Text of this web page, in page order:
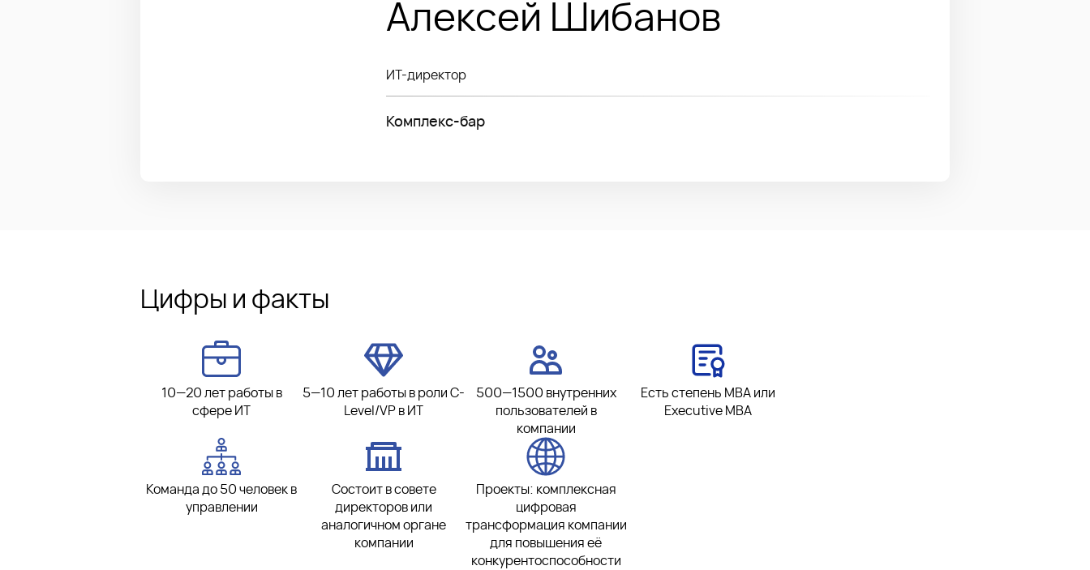
Алексей Шибанов
ИТ-директор
Комплекс-бар
Цифры и факты
10—20 лет работы в
сфере ИТ
5—10 лет работы в роли C-
Level/VP в ИТ
500—1500 внутренних
пользователей в
компании
Есть степень MBA или
Executive MBA
Команда до 50 человек в
управлении
Состоит в совете
директоров или
аналогичном органе
компании
Проекты: комплексная
цифровая
трансформация компании
для повышения её
конкурентоспособности